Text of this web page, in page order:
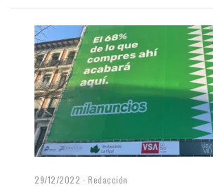
29/12/2022 Redacción